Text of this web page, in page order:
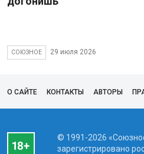
СОЮЗНОЕ 29 июля 2026
О САЙТЕ КОНТАКТЫ АВТОРЫ
© 1991-2026
зарегистрировано